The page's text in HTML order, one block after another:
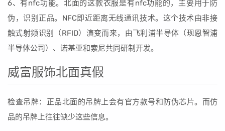
6、有nfc功能。北面的这款衣服是有nfc功能的，主要用于防
伪，识别正品。NFC即近距离无线通讯技术。这个技术由非接
触式射频识别（RFID）演变而来，由飞利浦半导体（现恩智浦
半导体公司）、诺基亚和索尼共同研制开发。
威富服饰北面真假
检查吊牌：正品北面的吊牌上会有官方款号和防伪芯片。而仿
品的吊牌上往往缺少这些信息。